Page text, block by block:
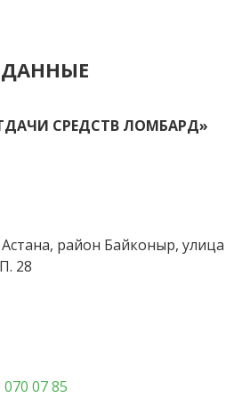
СРЕДСТВ ЛОМБАРД»
Астана, район Байконыр, улица
28
07 85